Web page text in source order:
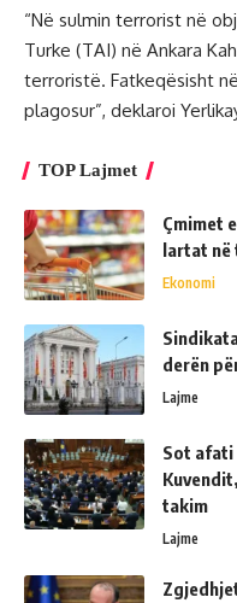
“Në sulmin terrorist në
Turke (TAI) në Ankara
terroristë. Fatkeqësisht
plagosur”, deklaroi
TOP Lajmet
Çmimet
lartat
Ekonomi
derën
Lajme
Sot
takim
Lajme